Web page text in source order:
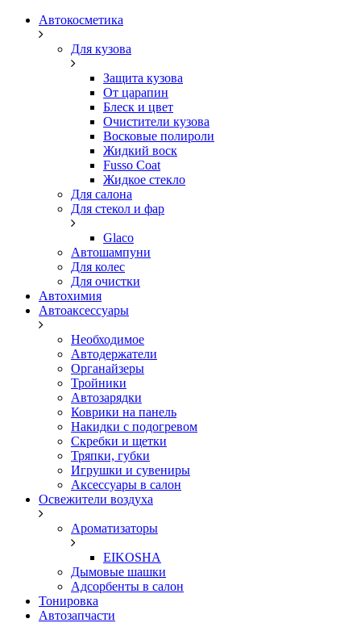
Автокосметика
Для кузова
Защита кузова
От царапин
Блеск и цвет
Очистители кузова
Восковые полироли
Жидкий воск
Fusso Coat
Жидкое стекло
Для салона
Для стекол и фар
Glaco
Автошампуни
Для колес
Для очистки
Автохимия
Автоаксессуары
Необходимое
Автодержатели
Органайзеры
Тройники
Автозарядки
Коврики на панель
Накидки с подогревом
Скребки и щетки
Тряпки, губки
Игрушки и сувениры
Аксессуары в салон
Освежители воздуха
Ароматизаторы
EIKOSHA
Дымовые шашки
Адсорбенты в салон
Тонировка
Автозапчасти